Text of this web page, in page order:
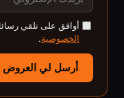
أوافق على تلقي
الخصوصية.
أرسل لي العروض